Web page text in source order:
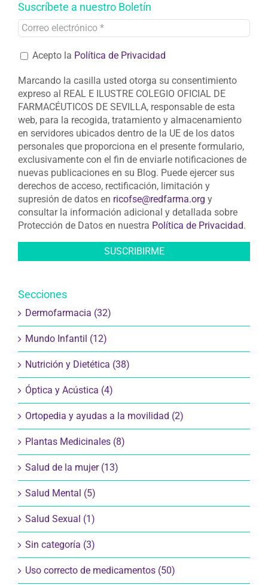
Suscríbete a nuestro Boletín
Acepto la Política de Privacidad
Marcando la casilla usted otorga su consentimiento
expreso al REAL E ILUSTRE COLEGIO OFICIAL DE
FARMACÉUTICOS DE SEVILLA, responsable de esta
web, para la recogida, tratamiento y almacenamiento
en servidores ubicados dentro de la UE de los datos
personales que proporciona en el presente formulario,
exclusivamente con el fin de enviarle notificaciones de
nuevas publicaciones en su Blog. Puede ejercer sus
derechos de acceso, rectificación, limitación y
supresión de datos en ricofse@redfarma.org y
consultar la información adicional y detallada sobre
Protección de Datos en nuestra Política de Privacidad.
Secciones
Dermofarmacia (32)
Mundo Infantil (12)
Nutrición y Dietética (38)
Óptica y Acústica (4)
Ortopedia y ayudas a la movilidad (2)
Plantas Medicinales (8)
Salud de la mujer (13)
Salud Mental (5)
Salud Sexual (1)
Sin categoría (3)
Uso correcto de medicamentos (50)